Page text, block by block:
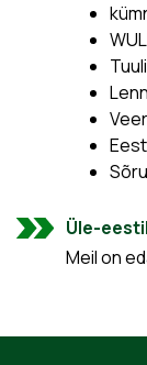
Üle-
Meil on